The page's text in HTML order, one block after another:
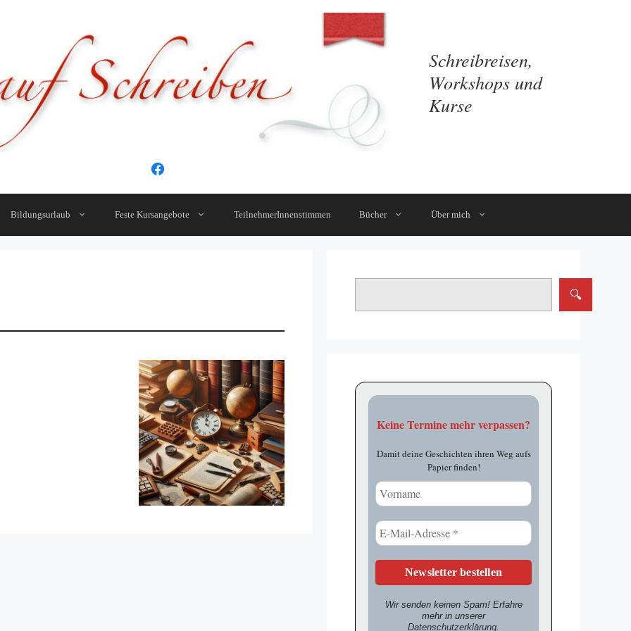
Schreibreisen,
Workshops und
Kurse
Bildungsurlaub Feste Kursangebote TeilnehmerInnenstimmen Bücher Über mich
Keine Termine mehr verpassen?
Damit deine Geschichten ihren Weg aufs
Papier finden!
Wir senden keinen Spam! Erfahre
mehr in unserer
Datenschutzerklärung.